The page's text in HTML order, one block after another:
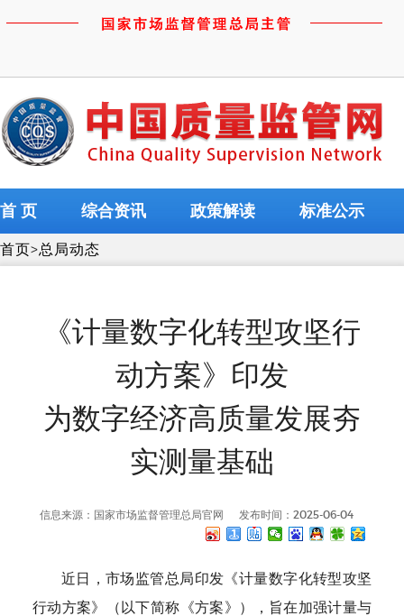
首 页 综合资讯 政策解读 标准公示
首页>总局动态
《计量数字化转型攻坚行
动方案》印发
为数字经济高质量发展夯
实测量基础
信息来源：国家市场监督管理总局官网 发布时间：2025-06-04
近日，市场监管总局印发《计量数字化转型攻坚
行动方案》（以下简称《方案》），旨在加强计量与